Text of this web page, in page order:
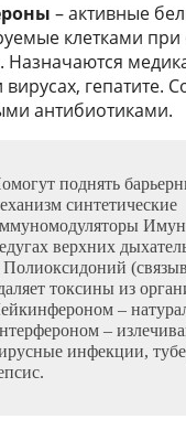
– активные
клетками
Назначаются
вирусах, гепатите.
антибиотиками.
поднять
синтетические
верхних
токсины из
–
–
инфекции,